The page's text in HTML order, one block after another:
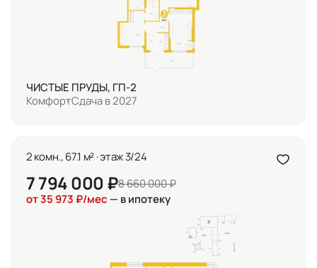
ЧИСТЫЕ ПРУДЫ, ГП-2
КомфортСдача в 2027
2 комн., 67.1 м² · этаж 3/24
7 794 000 ₽8 660 000 ₽
от 35 973 ₽/мес — в ипотеку